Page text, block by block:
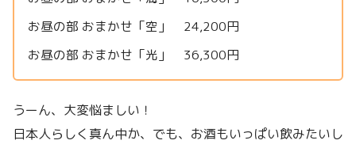
お昼の部 おまかせ「空」 24,200円
お昼の部 おまかせ「光」 36,300円
うーん、大変悩ましい！
日本人らしく真ん中か、でも、お酒もいっぱい飲みたいし